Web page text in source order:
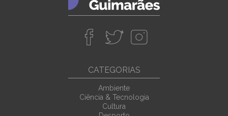
CATEGORIAS
Ambiente
Ciência & Tecnologia
Cultura